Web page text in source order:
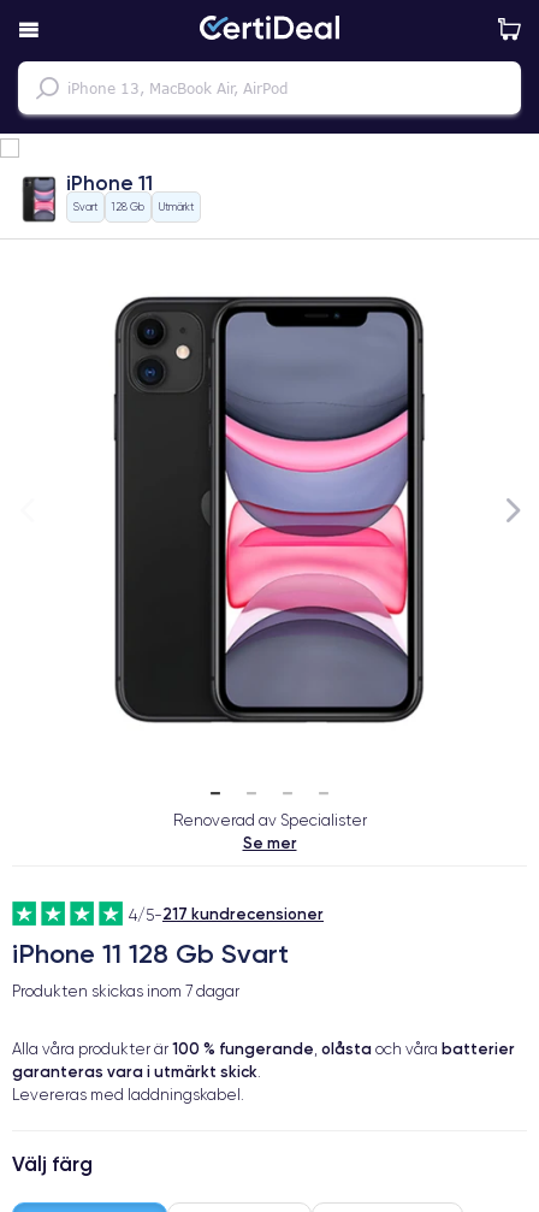
iPhone 11
Svart 128 Gb Utmärkt
Renoverad av Specialister
Se mer
4/5-217 kundrecensioner
iPhone 11 128 Gb Svart
Produkten skickas inom 7 dagar
Alla våra produkter är 100 % fungerande, olåsta och våra batterier
garanteras vara i utmärkt skick.
Levereras med laddningskabel.
Välj färg